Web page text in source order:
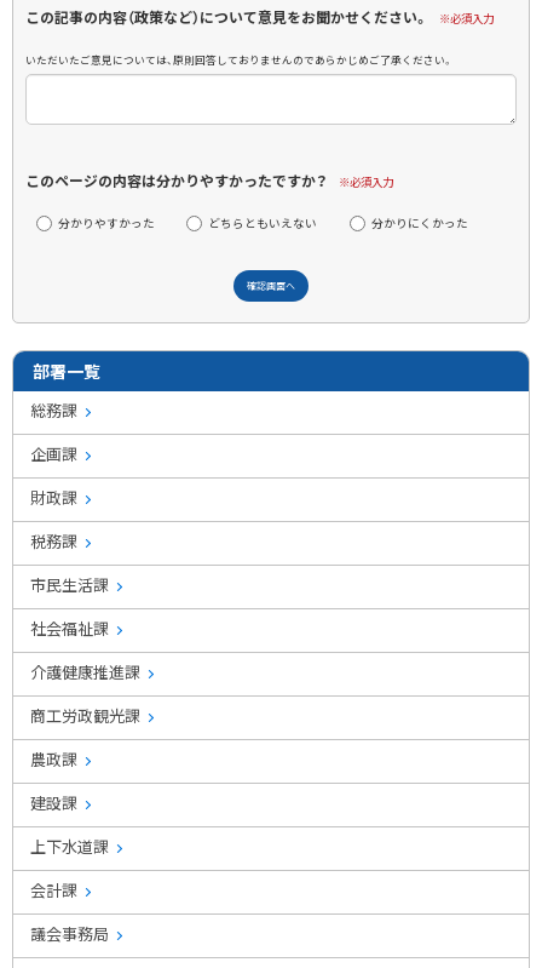
この記事の内容（政策など）について意見をお聞かせください。 ※必須入力
いただいたご意見については、原則回答しておりませんのであらかじめご了承ください。
このページの内容は分かりやすかったですか？ ※必須入力
分かりやすかった どちらともいえない 分かりにくかった
部署一覧
総務課
企画課
財政課
税務課
市民生活課
社会福祉課
介護健康推進課
商工労政観光課
農政課
建設課
上下水道課
会計課
議会事務局